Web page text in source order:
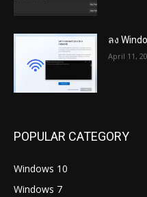
ลง
April 11,
POPULAR CATEGORY
Windows 10
Windows 7